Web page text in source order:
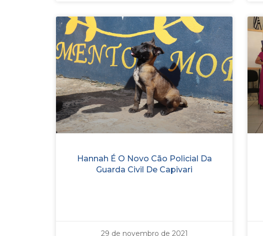
Hannah É O Novo Cão Policial Da
Guarda Civil De Capivari
29 de novembro de 2021